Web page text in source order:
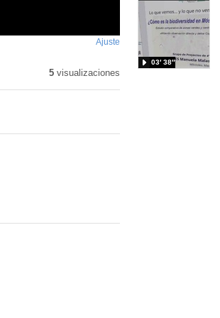
Ajuste
pantalla
5visualizaciones
03′ 38″